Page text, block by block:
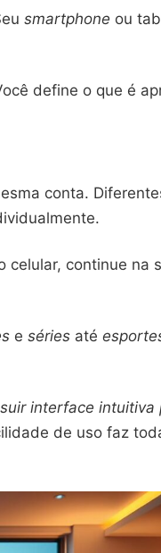
smartphone ou
define o que é
conta.
celular, continue na
e séries até
interface intuitiva
de uso faz